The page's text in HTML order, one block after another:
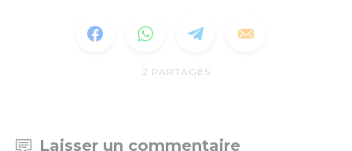
2 PARTAGES
Laisser un commentaire